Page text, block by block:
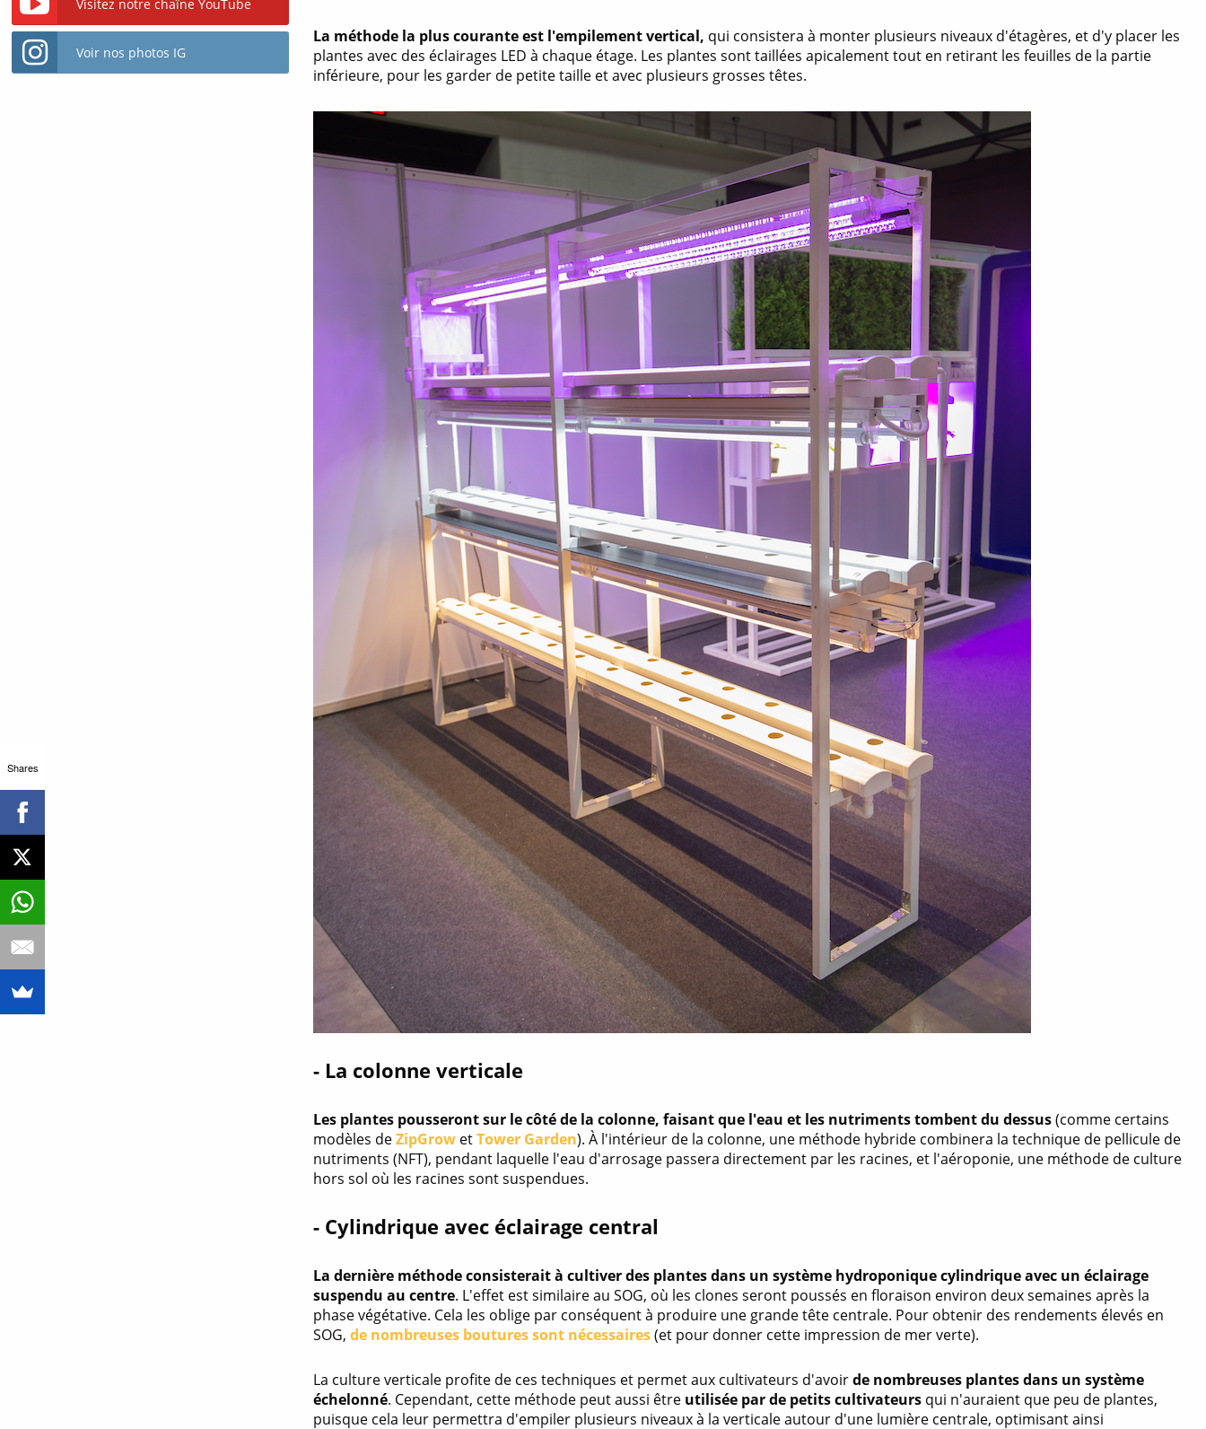
La méthode la plus courante est l'empilement vertical, qui consistera à monter plusieurs niveaux d'étagères, et d'y placer les
plantes avec des éclairages LED à chaque étage. Les plantes sont taillées apicalement tout en retirant les feuilles de la partie
inférieure, pour les garder de petite taille et avec plusieurs grosses têtes.
- La colonne verticale
Les plantes pousseront sur le côté de la colonne, faisant que l'eau et les nutriments tombent du dessus(comme certains
modèles deZipGrow etTower Garden). À l'intérieur de la colonne, une méthode hybride combinera la technique de pellicule de
nutriments (NFT), pendant laquelle l'eau d'arrosage passera directement par les racines, et l'aéroponie, une méthode de culture
hors sol où les racines sont suspendues.
- Cylindrique avec éclairage central
La dernière méthode consisterait à cultiver des plantes dans un système hydroponique cylindrique avec un éclairage
suspendu au centre. L'effet est similaire au SOG, où les clones seront poussés en floraison environ deux semaines après la
phase végétative. Cela les oblige par conséquent à produire une grande tête centrale. Pour obtenir des rendements élevés en
SOG,de nombreuses boutures sont nécessaires(et pour donner cette impression de mer verte).
La culture verticale profite de ces techniques et permet aux cultivateurs d'avoirde nombreuses plantes dans un système
échelonné. Cependant, cette méthode peut aussi être utilisée par de petits cultivateurs qui n'auraient que peu de plantes,
puisque cela leur permettra d'empiler plusieurs niveaux à la verticale autour d'une lumière centrale, optimisant ainsi
Visitez notre chaîne YouTube
Voir nos photos IG
Shares